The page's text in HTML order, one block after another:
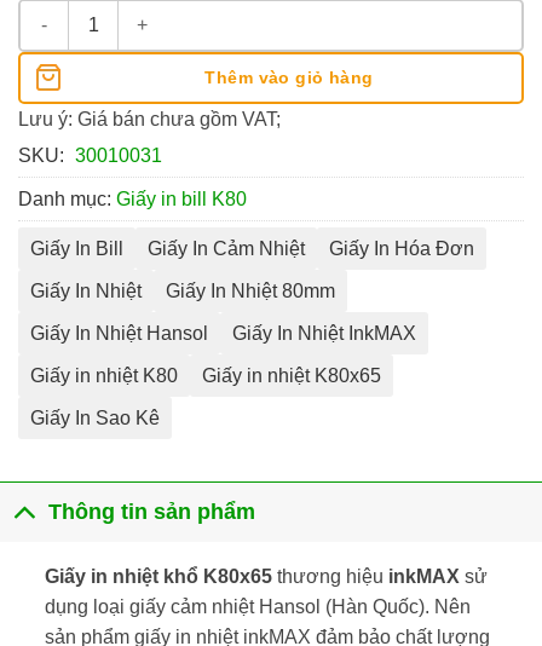
Giấy In Nhiệt K80x65 inkMAX số lượng
Thêm vào giỏ hàng
Lưu ý: Giá bán chưa gồm VAT;
SKU: 30010031
Danh mục: Giấy in bill K80
Giấy In Bill Giấy In Cảm Nhiệt Giấy In Hóa Đơn
Giấy In Nhiệt Giấy In Nhiệt 80mm
Giấy In Nhiệt Hansol Giấy In Nhiệt InkMAX
Giấy in nhiệt K80 Giấy in nhiệt K80x65
Giấy In Sao Kê
Thông tin sản phẩm
Giấy in nhiệt khổ K80x65thương hiệu inkMAX sử
dụng loại giấy cảm nhiệt Hansol (Hàn Quốc). Nên
sản phẩm giấy in nhiệt inkMAX đảm bảo chất lượng